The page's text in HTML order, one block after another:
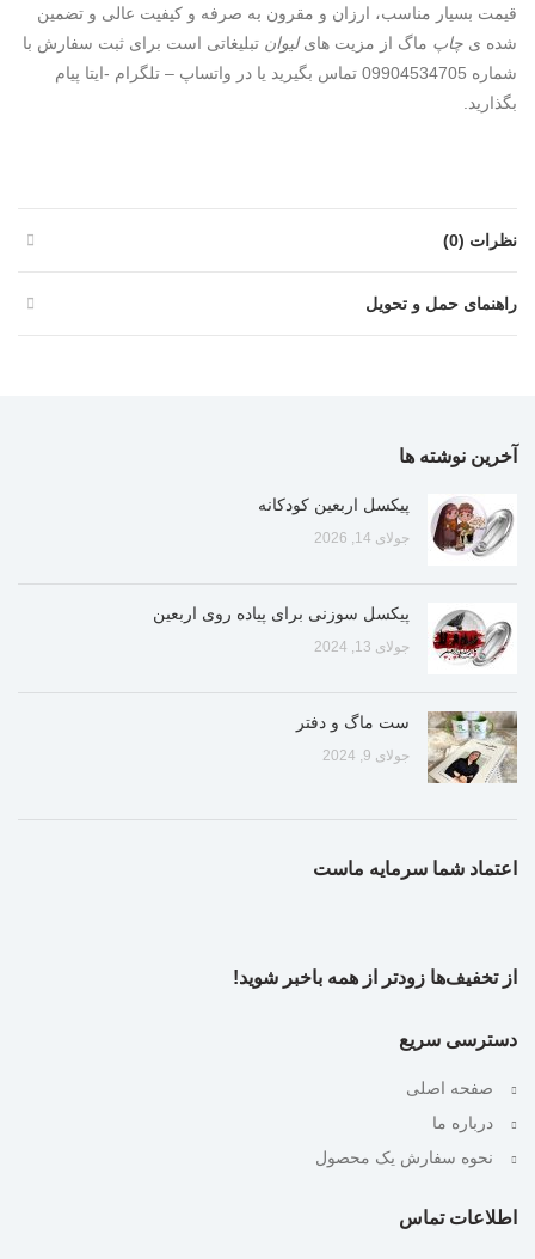
قیمت بسیار مناسب، ارزان و مقرون به صرفه و کیفیت عالی و تضمین
شده ی چاپ ماگ از مزیت هایلیوان تبلیغاتی است برای ثبت سفارش با
شماره 09904534705 تماس بگیرید یا در واتساپ – تلگرام -ایتا پیام
بگذارید.
نظرات (0)
راهنمای حمل و تحویل
آخرین نوشته ها
پیکسل اربعین کودکانه
جولای 14, 2026
پیکسل سوزنی برای پیاده روی اربعین
جولای 13, 2024
ست ماگ و دفتر
جولای 9, 2024
اعتماد شما سرمایه ماست
از تخفیف‌ها زودتر از همه باخبر شوید!
دسترسی سریع
صفحه اصلی
درباره ما
نحوه سفارش یک محصول
اطلاعات تماس